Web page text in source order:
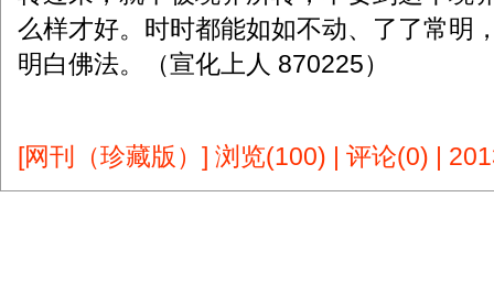
么样才好。时时都能如如不动、了了常明
明白佛法。（宣化上人 870225）
[网刊（珍藏版）] 浏览(100) | 评论(0) |